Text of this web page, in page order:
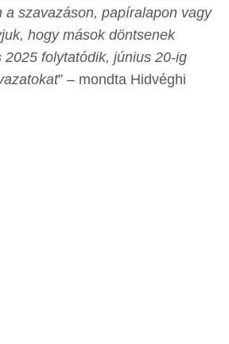
a szavazáson, papíralapon vagy
hogy mások döntsenek
2025 folytatódik, június 20-ig
” – mondta Hidvéghi